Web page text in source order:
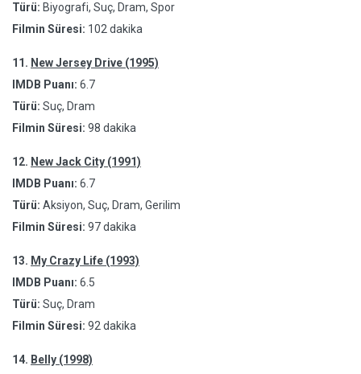
Türü: Biyografi, Suç, Dram, Spor
Filmin Süresi: 102 dakika
11. New Jersey Drive (1995)
IMDB Puanı: 6.7
Türü: Suç, Dram
Filmin Süresi: 98 dakika
12. New Jack City (1991)
IMDB Puanı: 6.7
Türü: Aksiyon, Suç, Dram, Gerilim
Filmin Süresi: 97 dakika
13. My Crazy Life (1993)
IMDB Puanı: 6.5
Türü: Suç, Dram
Filmin Süresi: 92 dakika
14. Belly (1998)